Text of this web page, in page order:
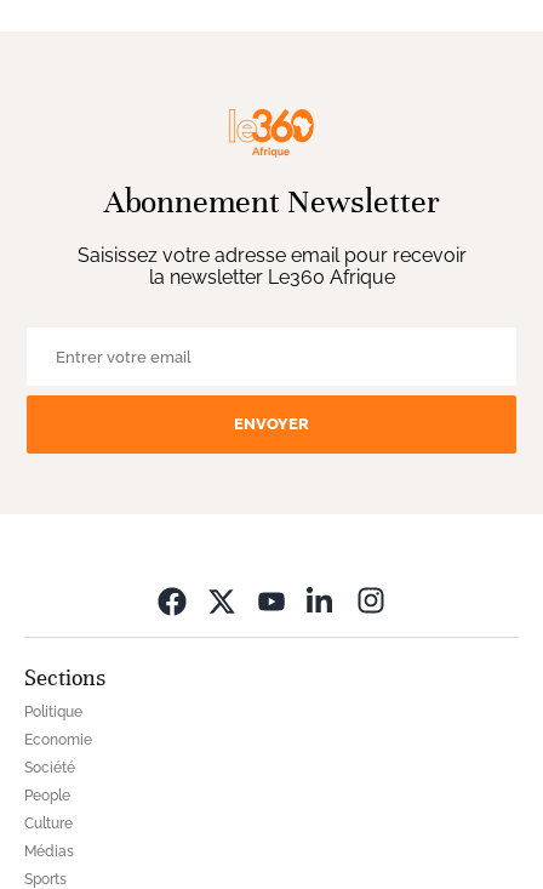
Abonnement Newsletter
Saisissez votre adresse email pour recevoir
la newsletter Le360 Afrique
ENVOYER
Sections
Politique
Economie
Société
People
Culture
Médias
Sports